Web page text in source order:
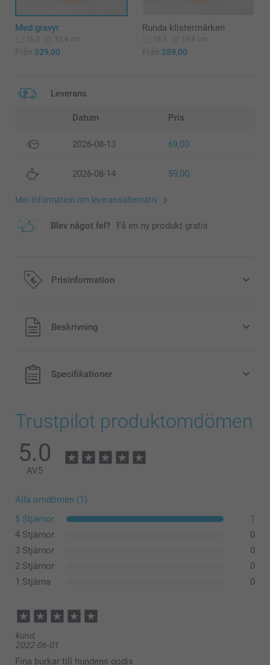
Med gravyr
16,3 10,4 cm
Från 329,00
Runda klistermärken
16,3 10,4 cm
Från 289,00
Leverans
Datum Pris
2026-08-13 69,00
2026-08-14 59,00
Mer information om leveransalternativ
Blev något fel? Få en ny produkt gratis
Prisinformation
Alla priser är i svenska kronor (SEK), inklusive moms och
exklusive porto.
Beskrivning
Specifikationer
Den större burkens mått:
Trustpilot produktomdömen
5.0
AV5
Alla omdömen (1)
5 Stjärnor
1
4 Stjärnor
0
3 Stjärnor
0
2 Stjärnor
0
1 Stjärna
0
kund,
2022-06-01
Fina burkar till hundens godis